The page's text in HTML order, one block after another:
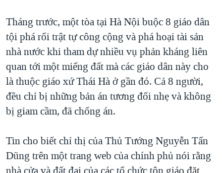
NGƯ DÂN VIỆT VÀ LÀN SÓNG TRỘM HẢI SÂM
BÊN KIA QUỐC LỘ: TIẾNG VỌNG TỪ NÔNG THÔN MỸ
QUAN HỆ VIỆT MỸ
Tháng trước, một tòa tại Hà Nội buộc 8 giáo dân
tội phá rối trật tự công cộng và phá hoại tài sản
nhà nước khi tham dự nhiều vụ phản kháng liên
quan tới một miếng đất mà các giáo dân này cho
là thuộc giáo xứ Thái Hà ở gần đó. Cả 8 người,
đều chỉ bị những bản án tương đối nhẹ và không
bị giam cầm, đã chống án.
Tin cho biết chỉ thị của Thủ Tướng Nguyễn Tấn
Dũng trên một trang web của chính phủ nói rằng